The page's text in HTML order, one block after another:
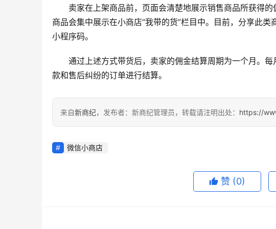
卖家在上架商品前，页面会清楚地展示销售商品所获得
商品会集中展示在小商店“我带的货”栏目中。目前，分享此
小程序码。
通过上述方式带货后，卖家的佣金结算周期为一个月。
款和售后纠纷的订单进行结算。
来自新商纪，发布者：新商纪管理员，转载请注明出处： https://
微信小商店
赞 (0)